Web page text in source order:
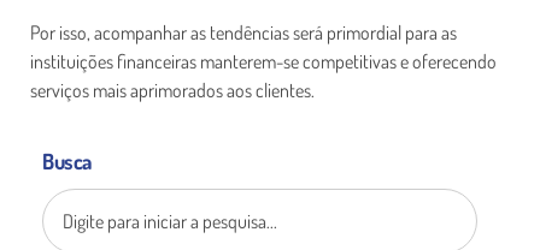
Por isso, acompanhar as tendências será primordial para as
instituições financeiras manterem-se competitivas e oferecendo
serviços mais aprimorados aos clientes.
Busca